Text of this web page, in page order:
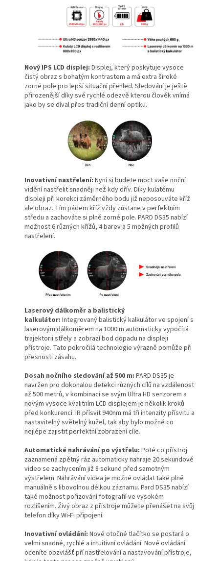
Nový IPS LCD displej: Displej, který poskytuje vysoce
čistý obraz s bohatým kontrastem a má extra široké
zorné pole pro lepší situační přehled. Sledování je ještě
přirozenější díky své rychlé odezvě kterou člověk vnímá
jako by se díval přes tradiční denní optiku.
Inovativní nastřelení: Nyní si budete moct vaše noční
vidění nastřelit snadněji než kdy dřív. Díky kulatému
displeji při korekci záměrného bodu již neposouváte kříž
ale obraz. Tím pádem kříž vždy zůstane v perfektním
středu a zachováte si plné zorné pole. PARD DS35 nabízí
možnost 6 různých křížů, 4 barev a 5 možných profilů
nastřelení.
Laserový dálkoměr a balistický
kalkulátor: Integrovaný balistický kalkulátor ve spojení s
laserovým dálkoměrem na 1000 m automaticky vypočítá
trajektorii střely a zobrazí bod dopadu na displeji
přístroje. Tato pokročilá technologie výrazně pomůže při
přesnosti zásahu.
Dosah nočního sledování až 500 m: PARD DS35 je
navržen pro dokonalou detekci různých cílů na vzdálenost
až 500 metrů, v kombinaci se svým Ultra HD senzorem a
novým vysoce kvalitním LCD displejem je několik kroků
před konkurencí. IR přísvit 940nm má tři intenzity přísvitu a
nastavitelný světelný kužel, tak aby bylo možné co
nejlépe zajistit perfektní zobrazení cíle.
Automatické nahrávání po výstřelu: Poté co přístroj
zaznamená zpětný ráz automaticky nahraje 20 sekundové
video se zachycením již 8 sekund před samotným
výstřelem. Nahrávání videa je možné ovládat také plně
manuálně s libovolnou délkou záznamu. Pard DS35 nabízí
také možnost pořizování fotografií ve vysokém
rozlišením. Živý obraz z přístroje můžete přenášet na svůj
telefon díky Wi-Fi připojení.
Inovativní ovládání: Nové otočné tlačítko se postará o
velmi snadné, rychlé a intuitivní ovládání. Nové ovládání
oceníte obzvlášť pří nastřelování a nastavování přístroje,